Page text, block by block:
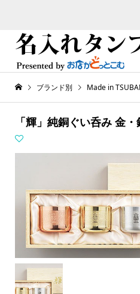
ブランド別 Made in
「輝」純銅ぐい呑み 金